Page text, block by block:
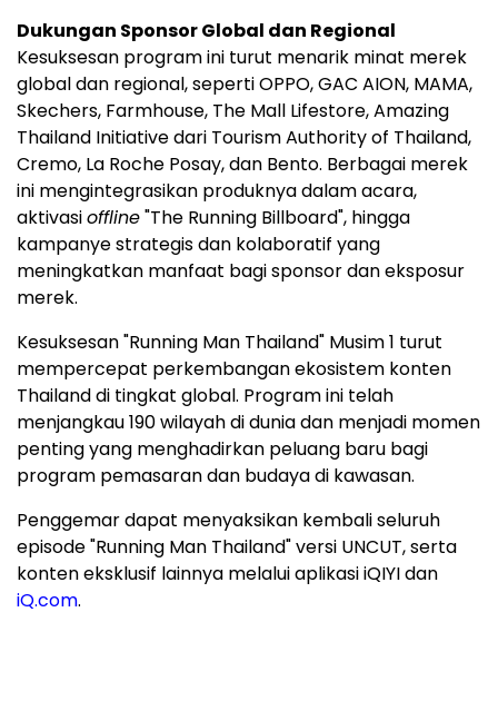
Dukungan Sponsor Global dan Regional
Kesuksesan program ini turut menarik minat merek
global dan regional, seperti OPPO, GAC AION, MAMA,
Skechers, Farmhouse, The Mall Lifestore, Amazing
Thailand Initiative dari Tourism Authority of Thailand,
Cremo, La Roche Posay, dan Bento. Berbagai merek
ini mengintegrasikan produknya dalam acara,
aktivasioffline"The Running Billboard", hingga
kampanye strategis dan kolaboratif yang
meningkatkan manfaat bagi sponsor dan eksposur
merek.
Kesuksesan "Running Man Thailand" Musim 1 turut
mempercepat perkembangan ekosistem konten
Thailand di tingkat global. Program ini telah
menjangkau 190 wilayah di dunia dan menjadi momen
penting yang menghadirkan peluang baru bagi
program pemasaran dan budaya di kawasan.
Penggemar dapat menyaksikan kembali seluruh
episode "Running Man Thailand" versi UNCUT, serta
konten eksklusif lainnya melalui aplikasi iQIYI dan
iQ.com.